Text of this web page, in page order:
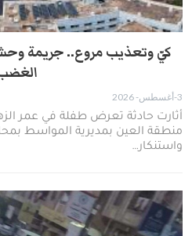
كيّ وتعذيب مروع.. جريمة
3-أغسطس- 2026
​أثارت حادثة تعرض طفلة في عمر
منطقة العين بمديرية المواسط
واستنكار…